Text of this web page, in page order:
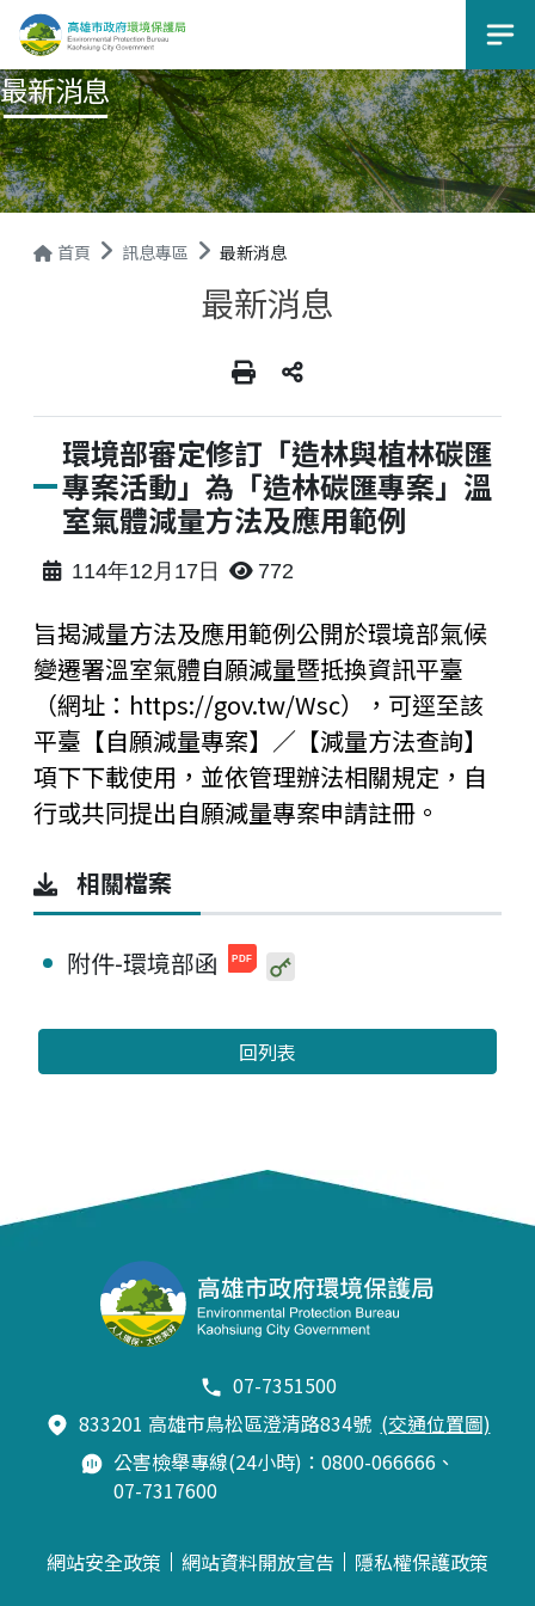
選
最新消息
首頁 訊息專區 最新消息
最新消息
環境部審定修訂「造林與植林碳匯
專案活動」為「造林碳匯專案」溫
室氣體減量方法及應用範例
114年12月17日 772
旨揭減量方法及應用範例公開於環境部氣候
變遷署溫室氣體自願減量暨抵換資訊平臺
（網址：https://gov.tw/Wsc），可逕至該
平臺【自願減量專案】／【減量方法查詢】
項下下載使用，並依管理辦法相關規定，自
行或共同提出自願減量專案申請註冊。
相關檔案
附件-環境部函
回列表
07-7351500
833201 高雄市鳥松區澄清路834號 (交通位置圖)
公害檢舉專線(24小時)：0800-066666、
07-7317600
網站安全政策 網站資料開放宣告 隱私權保護政策